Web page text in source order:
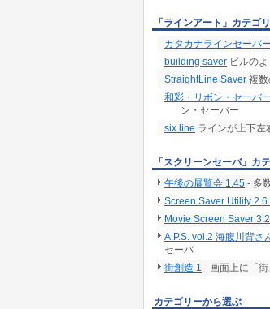
「ラインアート」カテゴ
カタカナラインセーバー
building saver ビルの
StraightLine Saver 複
和彩・リボン・セーバー
ン・セーバー
six line ラインが上下左
「スクリーンセーバ」カ
午後の展覧会 1.45 - 多
Screen Saver Utility
Movie Screen Saver
A.P.S. vol.2 海腹川背さ
セーバ
街創造 1 - 画面上に「
カテゴリーから選ぶ